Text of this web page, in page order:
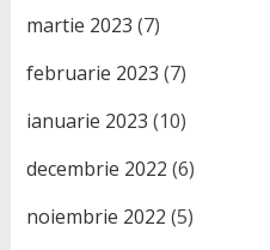
martie 2023 (7)
februarie 2023 (7)
ianuarie 2023 (10)
decembrie 2022 (6)
noiembrie 2022 (5)